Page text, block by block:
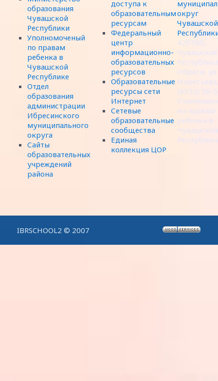
образования
Чувашской
Республики
Уполномоченый
по правам
ребенка в
Чувашской
Республике
Отдел
образования
администрации
Ибресинского
муниципального
округа
Сайты
образовательных
учреждений
района
доступа к
образовательным
ресурсам
Федеральный
центр
информационно-
образовательных
ресурсов
Образовательные
ресурсы сети
Интернет
Сетевые
образовательные
сообщества
Единая
коллекция ЦОР
округ
Чувашской
429700,
Чувашская
Ибреси, ул.
(8352) 56-
по правам
ребенка в
Чувашской
IBRSCHOOL2 © 2007